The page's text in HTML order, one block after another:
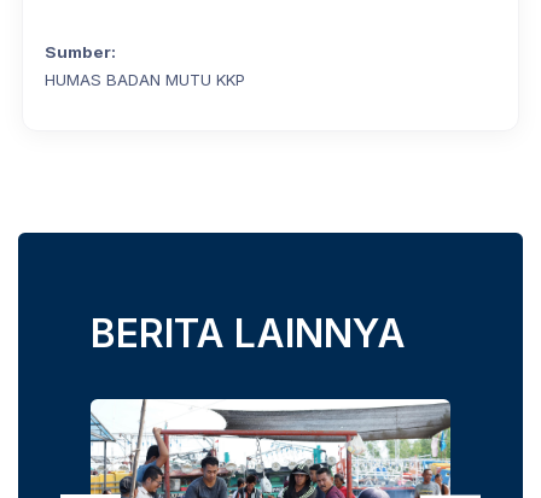
Sumber:
HUMAS BADAN MUTU KKP
BERITA LAINNYA